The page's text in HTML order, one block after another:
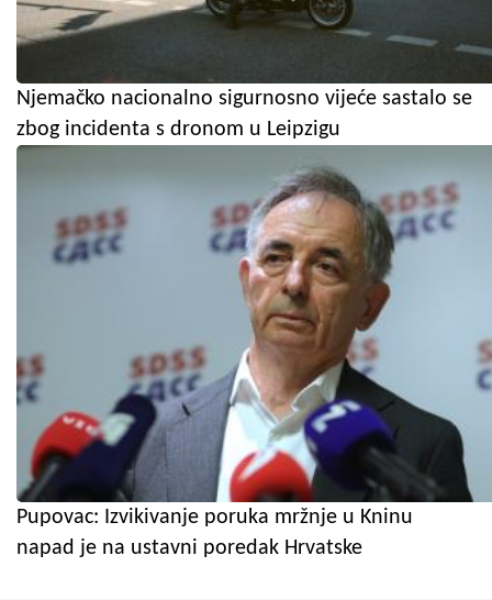
Njemačko nacionalno sigurnosno vijeće sastalo se
zbog incidenta s dronom u Leipzigu
Pupovac: Izvikivanje poruka mržnje u Kninu
napad je na ustavni poredak Hrvatske